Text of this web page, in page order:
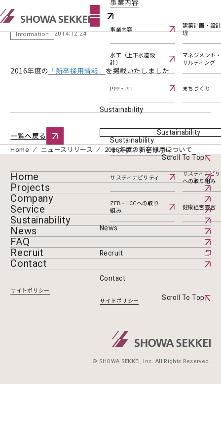
事業内容
事業内容
建築計画・設
理
水工（上下水道設
計）
マネジメント
サルティング
PPP・PFI まちづくり
Sustainability
Sustainability
Sustainability
サスティナビリティ
サスティナビリティ
サスティナビ
への取り組み
ZEB・LCCへの取り
組み
健康経営宣言
News
Recruit
Contact
サイトポリシー
2016年度の新卒採用について
Information 2014.12.24
2016年度の 「新卒採用情報」 を掲載いたしました
一覧へ戻る
Home ニュースリリース 2016年度の新卒採用について
Scroll To Top
Home
Projects
Company
Service
Sustainability
News
FAQ
Recruit
Contact
サイトポリシー
Scroll To Top
© SHOWA SEKKEI, Inc. All Rights Reserved.